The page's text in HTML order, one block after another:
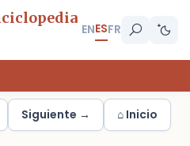
ENESFR
Siguiente → ⌂ Inicio